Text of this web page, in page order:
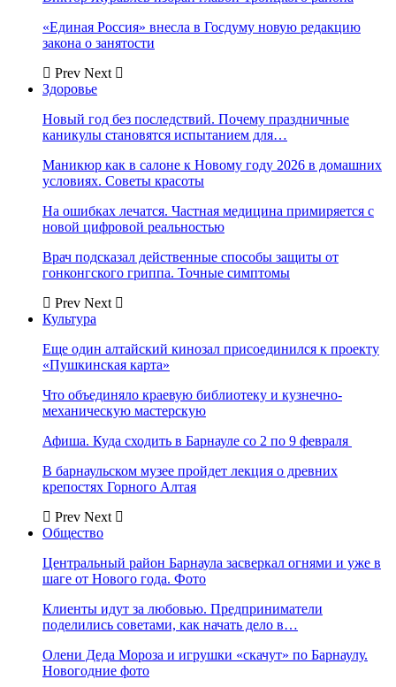
«Единая Россия» внесла в Госдуму новую редакцию
закона о занятости
Prev Next
Здоровье
Новый год без последствий. Почему праздничные
каникулы становятся испытанием для…
Маникюр как в салоне к Новому году 2026 в домашних
условиях. Советы красоты
На ошибках лечатся. Частная медицина примиряется с
новой цифровой реальностью
Врач подсказал действенные способы защиты от
гонконгского гриппа. Точные симптомы
Prev Next
Культура
Еще один алтайский кинозал присоединился к проекту
«Пушкинская карта»
Что объединяло краевую библиотеку и кузнечно-
механическую мастерскую
Афиша. Куда сходить в Барнауле со 2 по 9 февраля
В барнаульском музее пройдет лекция о древних
крепостях Горного Алтая
Prev Next
Общество
Центральный район Барнаула засверкал огнями и уже в
шаге от Нового года. Фото
Клиенты идут за любовью. Предприниматели
поделились советами, как начать дело в…
Олени Деда Мороза и игрушки «скачут» по Барнаулу.
Новогодние фото